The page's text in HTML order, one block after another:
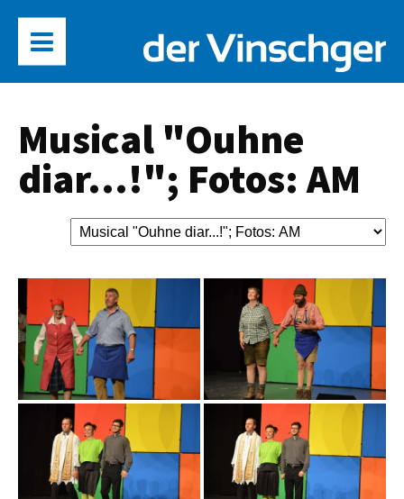
Musical "Ouhne
diar...!"; Fotos: AM